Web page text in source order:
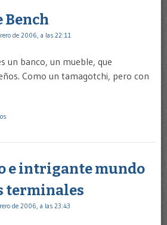
Bench
de 2006, a las 22:11
un banco, un mueble, que
Como un tamagotchi, pero con
e intrigante mundo
terminales
de 2006, a las 23:43